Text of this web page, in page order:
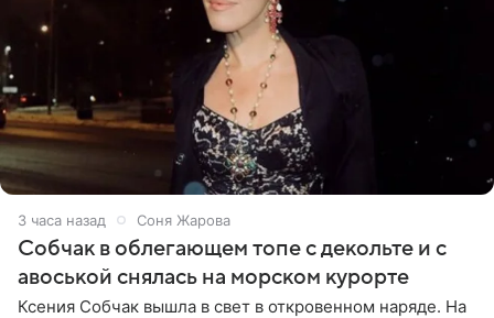
3 часа назад Соня Жарова
Собчак в облегающем топе с декольте и с
авоськой снялась на морском курорте
Ксения Собчак вышла в свет в откровенном наряде. На